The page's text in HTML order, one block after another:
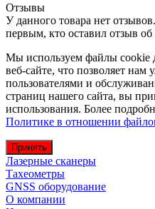
Отзывы
У данного товара нет
первым, кто оставил отзыв об
Мы используем файлы cookie
веб-сайте, что позволяет нам
пользователями и
страниц нашего сайта, вы
использования. Более
Политике в отношении
Принять
Лазерные сканеры
Тахеометры
GNSS оборудование
О компании